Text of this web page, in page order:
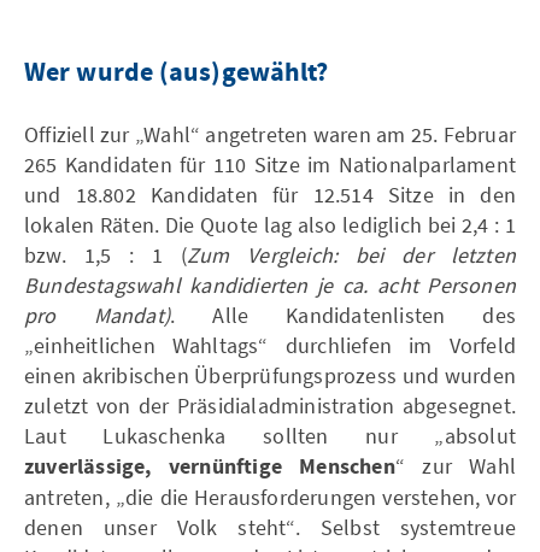
Wer wurde (aus)gewählt?
Offiziell zur „Wahl“ angetreten waren am 25. Februar
265 Kandidaten für 110 Sitze im Nationalparlament
und 18.802 Kandidaten für 12.514 Sitze in den
lokalen Räten. Die Quote lag also lediglich bei 2,4 : 1
bzw. 1,5 : 1 (Zum Vergleich: bei der letzten
Bundestagswahl kandidierten je ca. acht Personen
pro Mandat). Alle Kandidatenlisten des
„einheitlichen Wahltags“ durchliefen im Vorfeld
einen akribischen Überprüfungsprozess und wurden
zuletzt von der Präsidialadministration abgesegnet.
Laut Lukaschenka sollten nur „absolut
zuverlässige, vernünftige Menschen“ zur Wahl
antreten, „die die Herausforderungen verstehen, vor
denen unser Volk steht“. Selbst systemtreue